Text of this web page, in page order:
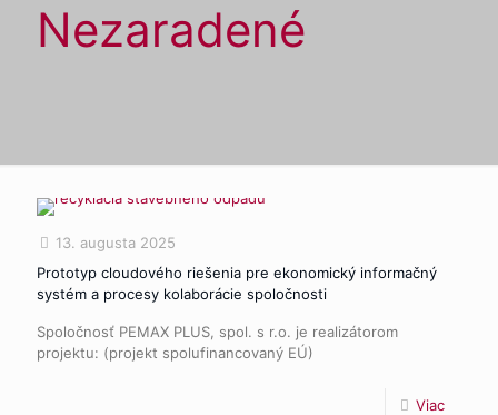
Nezaradené
13. augusta 2025
Prototyp cloudového riešenia pre ekonomický informačný
systém a procesy kolaborácie spoločnosti
Spoločnosť PEMAX PLUS, spol. s r.o. je realizátorom
projektu: (projekt spolufinancovaný EÚ)
Viac